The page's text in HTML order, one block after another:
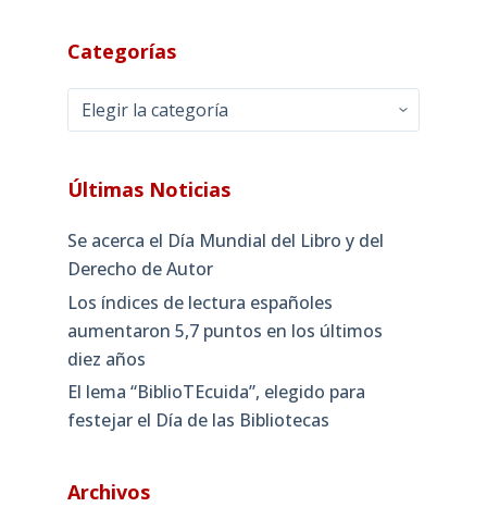
Categorías
Categorías
Últimas Noticias
Se acerca el Día Mundial del Libro y del
Derecho de Autor
Los índices de lectura españoles
aumentaron 5,7 puntos en los últimos
diez años
El lema “BiblioTEcuida”, elegido para
festejar el Día de las Bibliotecas
Archivos